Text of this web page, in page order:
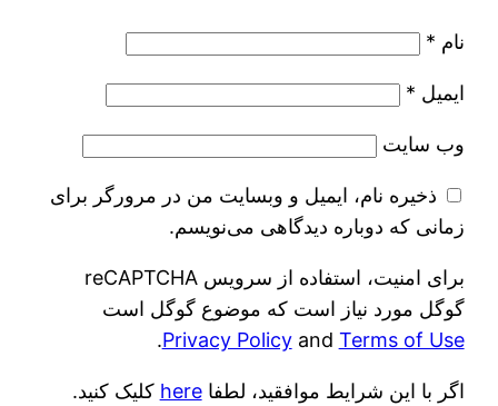
نام *
ایمیل *
وب‌ سایت
ذخیره نام، ایمیل و وبسایت من در مرورگر برای
زمانی که دوباره دیدگاهی می‌نویسم.
برای امنیت، استفاده از سرویس reCAPTCHA
گوگل مورد نیاز است که موضوع گوگل است
Privacy Policyand Terms of Use
.
اگر با این شرایط موافقید، لطفاhere کلیک کنید.